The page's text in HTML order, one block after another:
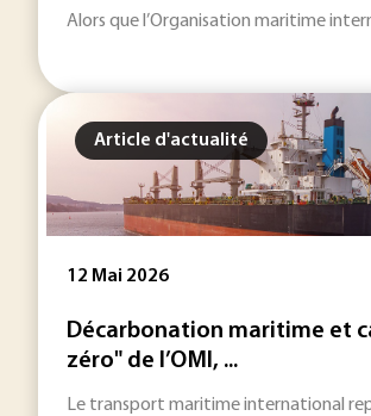
Alors que l’Organisation maritime
Article d'actualité
12 Mai 2026
Décarbonation maritime et
zéro" de l’OMI, ...
Le transport maritime international